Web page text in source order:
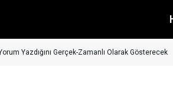
Yazdığını Gerçek-Zamanlı Olarak Gösterecek